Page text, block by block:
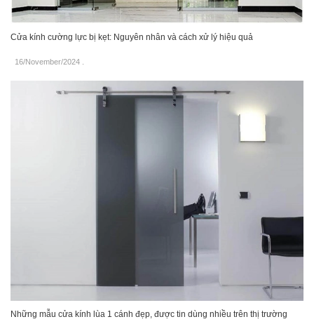
Cửa kính cường lực bị kẹt: Nguyên nhân và cách xử lý hiệu quả
16/November/2024
Những mẫu cửa kính lùa 1 cánh đẹp, được tin dùng nhiều trên thị trường